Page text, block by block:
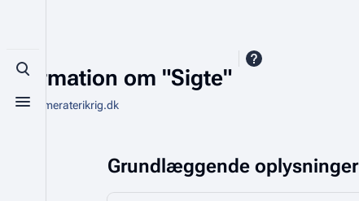
Toggle search
Toggle menu
Information om "Sigte"
Fra Kammeraterikrig.dk
Grundlæggende oplysninger